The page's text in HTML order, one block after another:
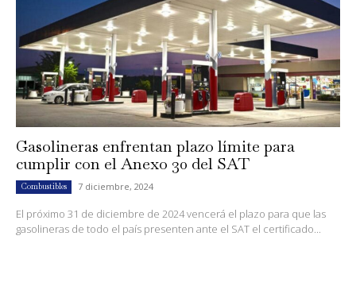
Gasolineras enfrentan plazo límite para
cumplir con el Anexo 30 del SAT
Combustibles 7 diciembre, 2024
El próximo 31 de diciembre de 2024 vencerá el plazo para que las
gasolineras de todo el país presenten ante el SAT el certificado...